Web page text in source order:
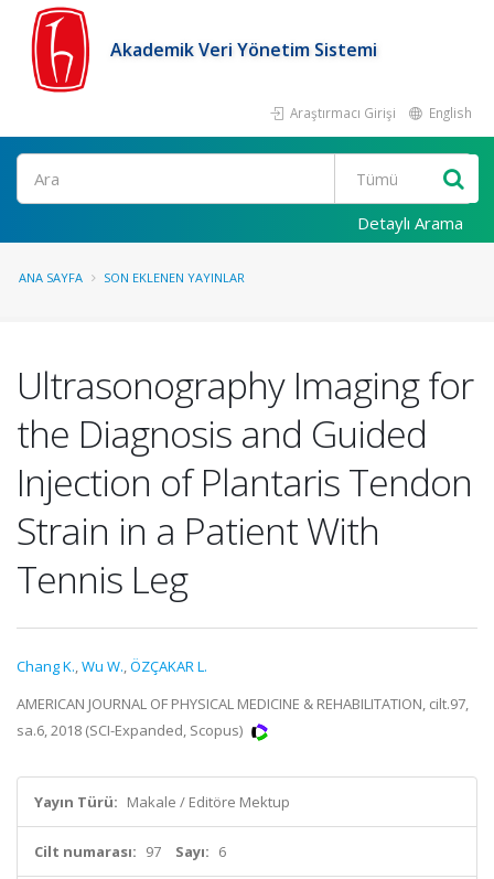
Akademik Veri Yönetim Sistemi
Araştırmacı Girişi English
Ara
Detaylı Arama
ANA SAYFA SON EKLENEN YAYINLAR
Ultrasonography Imaging for
the Diagnosis and Guided
Injection of Plantaris Tendon
Strain in a Patient With
Tennis Leg
Chang K.,Wu W.,ÖZÇAKAR L.
AMERICAN JOURNAL OF PHYSICAL MEDICINE & REHABILITATION, cilt.97,
sa.6, 2018 (SCI-Expanded, Scopus)
Yayın Türü: Makale / Editöre Mektup
Cilt numarası: 97 Sayı: 6